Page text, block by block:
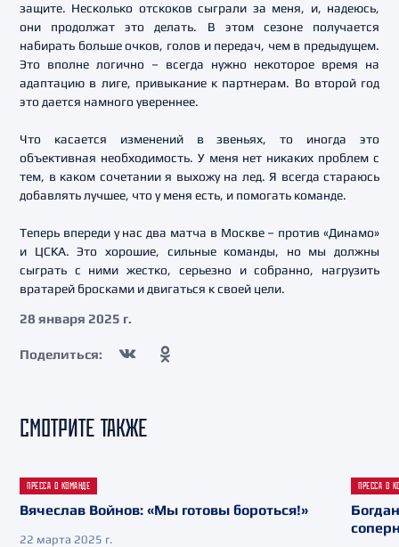
защите. Несколько отскоков сыграли за меня, и, надеюсь,
они продолжат это делать. В этом сезоне получается
набирать больше очков, голов и передач, чем в предыдущем.
Это вполне логично – всегда нужно некоторое время на
адаптацию в лиге, привыкание к партнерам. Во второй год
это дается намного увереннее.
Что касается изменений в звеньях, то иногда это
объективная необходимость. У меня нет никаких проблем с
тем, в каком сочетании я выхожу на лед. Я всегда стараюсь
добавлять лучшее, что у меня есть, и помогать команде.
Теперь впереди у нас два матча в Москве – против «Динамо»
и ЦСКА. Это хорошие, сильные команды, но мы должны
сыграть с ними жестко, серьезно и собранно, нагрузить
вратарей бросками и двигаться к своей цели.
28 января 2025 г.
Поделиться:
СМОТРИТЕ ТАКЖЕ
ПРЕССА О КОМАНДЕ
Вячеслав Войнов: «Мы готовы бороться!»
22 марта 2025 г.
ПРЕССА О